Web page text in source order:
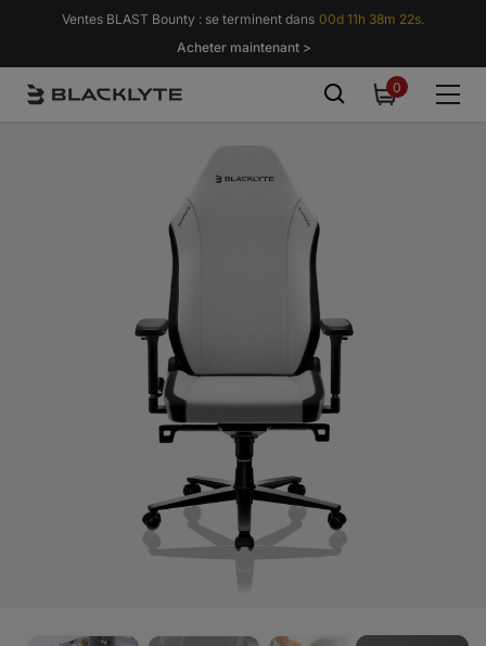
Passer au contenu
Ventes BLAST Bounty : se terminent dans 00d 11h 38m 16s.
Acheter maintenant >
00